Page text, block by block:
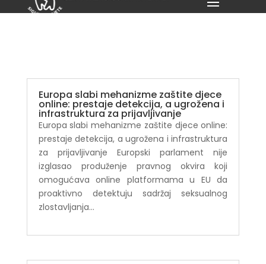
Europa slabi mehanizme zaštite djece
online: prestaje detekcija, a ugrožena i
infrastruktura za prijavljivanje
Europa slabi mehanizme zaštite djece online:
prestaje detekcija, a ugrožena i infrastruktura
za prijavljivanje Europski parlament nije
izglasao produženje pravnog okvira koji
omogućava online platformama u EU da
proaktivno detektuju sadržaj seksualnog
zlostavljanja...